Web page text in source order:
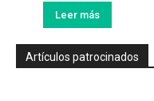
Leer más
Artículos patrocinados